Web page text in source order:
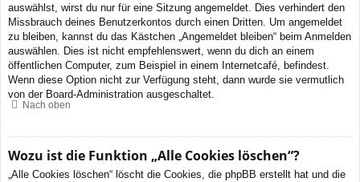
auswählst, wirst du nur für eine Sitzung angemeldet. Dies verhindert den
Missbrauch deines Benutzerkontos durch einen Dritten. Um angemeldet
zu bleiben, kannst du das Kästchen „Angemeldet bleiben“ beim Anmelden
auswählen. Dies ist nicht empfehlenswert, wenn du dich an einem
öffentlichen Computer, zum Beispiel in einem Internetcafé, befindest.
Wenn diese Option nicht zur Verfügung steht, dann wurde sie vermutlich
von der Board-Administration ausgeschaltet.
Nach oben
Wozu ist die Funktion „Alle Cookies löschen“?
„Alle Cookies löschen“ löscht die Cookies, die phpBB erstellt hat und die